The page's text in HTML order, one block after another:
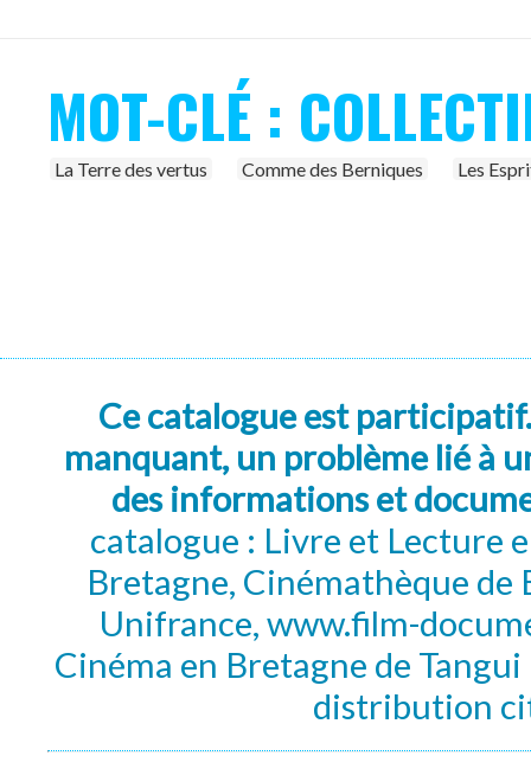
MOT-CLÉ :
La Terre des vertus Comme des Berniques Les
Ce catalogue est
manquant, un problème lié à
des informations et
catalogue : Livre et Lecture
Bretagne, Cinémathèque de
Unifrance, www.film-
Cinéma en Bretagne de
distribution